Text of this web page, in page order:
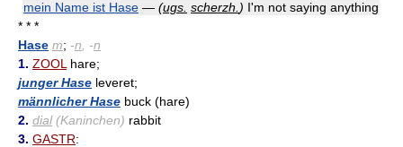
mein Name ist Hase — (ugs. scherzh. ) I'm not saying anything
* * *
Hase m; -n , -n
1. ZOOL hare;
junger Hase leveret;
männlicher Hase buck (hare)
2. dial(Kaninchen) rabbit
3. GASTR: